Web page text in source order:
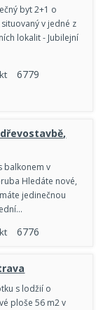
byt 2+1 o
v jedné z
lokalit - Jubilejní
6779
balkonem v
Hledáte nové,
jedinečnou
6776
s lodžií o
ploše 56 m2 v